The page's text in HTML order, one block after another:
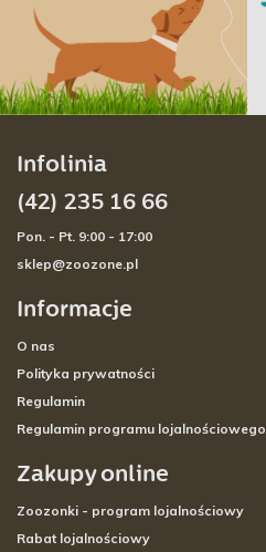
Informacje
O nas
Polityka prywatności
Regulamin
Regulamin programu lojalnościowego
Zakupy online
Zoozonki - program lojalnościowy
Rabat lojalnościowy
Infolinia
(42) 235 16 66
Pon. - Pt. 9:00 - 17:00
sklep@zoozone.pl